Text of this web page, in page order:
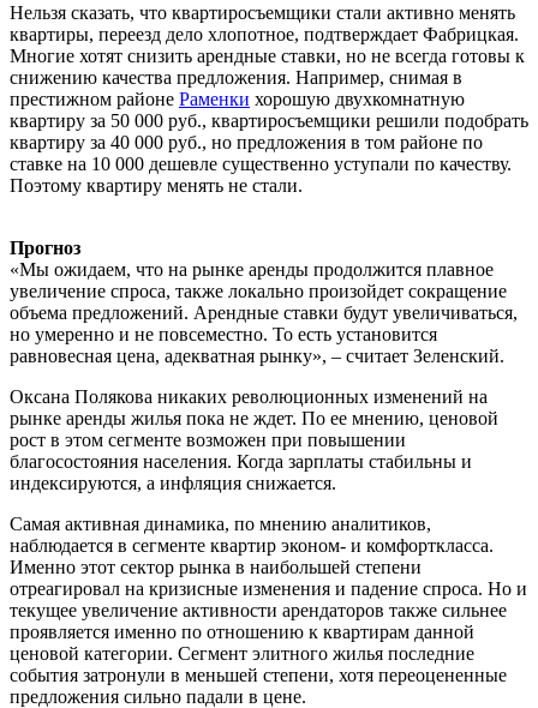
Нельзя сказать, что квартиросъемщики стали активно менять
квартиры, переезд дело хлопотное, подтверждает Фабрицкая.
Многие хотят снизить арендные ставки, но не всегда готовы к
снижению качества предложения. Например, снимая в
престижном районе Раменки хорошую двухкомнатную
квартиру за 50 000 руб., квартиросъемщики решили подобрать
квартиру за 40 000 руб., но предложения в том районе по
ставке на 10 000 дешевле существенно уступали по качеству.
Поэтому квартиру менять не стали.
Прогноз
«Мы ожидаем, что на рынке аренды продолжится плавное
увеличение спроса, также локально произойдет сокращение
объема предложений. Арендные ставки будут увеличиваться,
но умеренно и не повсеместно. То есть установится
равновесная цена, адекватная рынку», – считает Зеленский.
Оксана Полякова никаких революционных изменений на
рынке аренды жилья пока не ждет. По ее мнению, ценовой
рост в этом сегменте возможен при повышении
благосостояния населения. Когда зарплаты стабильны и
индексируются, а инфляция снижается.
Самая активная динамика, по мнению аналитиков,
наблюдается в сегменте квартир эконом- и комфорткласса.
Именно этот сектор рынка в наибольшей степени
отреагировал на кризисные изменения и падение спроса. Но и
текущее увеличение активности арендаторов также сильнее
проявляется именно по отношению к квартирам данной
ценовой категории. Сегмент элитного жилья последние
события затронули в меньшей степени, хотя переоцененные
предложения сильно падали в цене.